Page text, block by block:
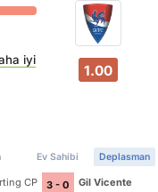
iyi
1.00
Ev Sahibi Deplasman
CP 3 - 0
Gil Vicente